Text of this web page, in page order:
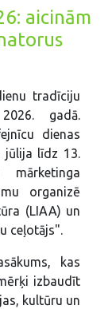
aicinām
tradīciju
gadā.
dienas
jūlija līdz 13.
mārketinga
organizē
(LIAA) un
ceļotājs".
kas
izbaudīt
kultūru un